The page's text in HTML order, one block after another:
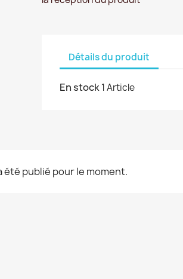
Détails du produit
En stock1 Article
été publié pour le moment.